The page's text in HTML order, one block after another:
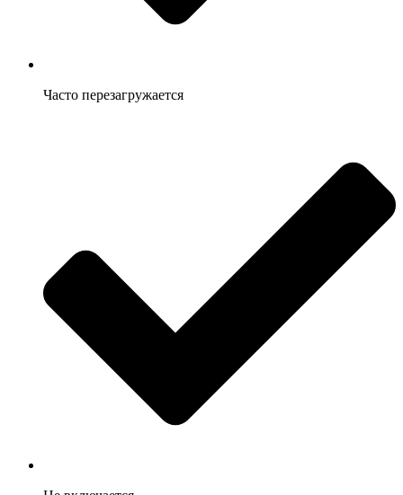
Часто перезагружается